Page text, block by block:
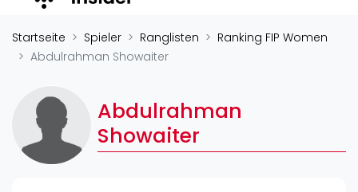
Buchungssysteme
Padel-Shops
Padel-Marken
Verschiedenes
Veranstaltungen
Turniere
Startseite Spieler Ranglisten
Ranking FIP Women
Abdulrahman Showaiter
Abdulrahman
Showaiter